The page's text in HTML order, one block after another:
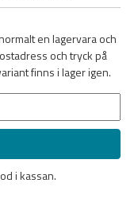
en lagervara och
och tryck på
finns i lager igen.
i kassan.